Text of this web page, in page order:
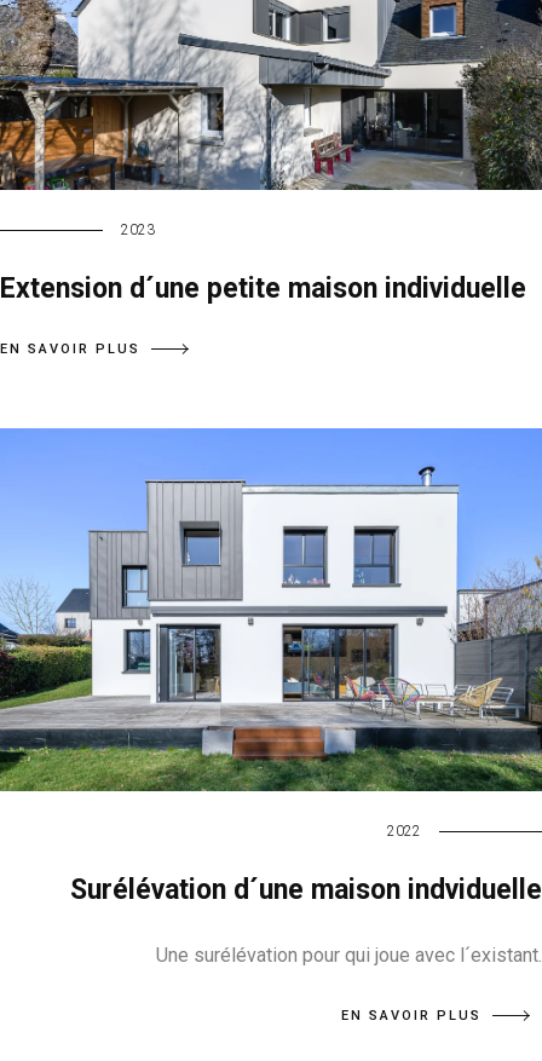
2023
Extension d´une petite maison individuelle
EN SAVOIR PLUS
2022
Surélévation d´une maison indviduelle
Une surélévation pour qui joue avec l´existant.
EN SAVOIR PLUS